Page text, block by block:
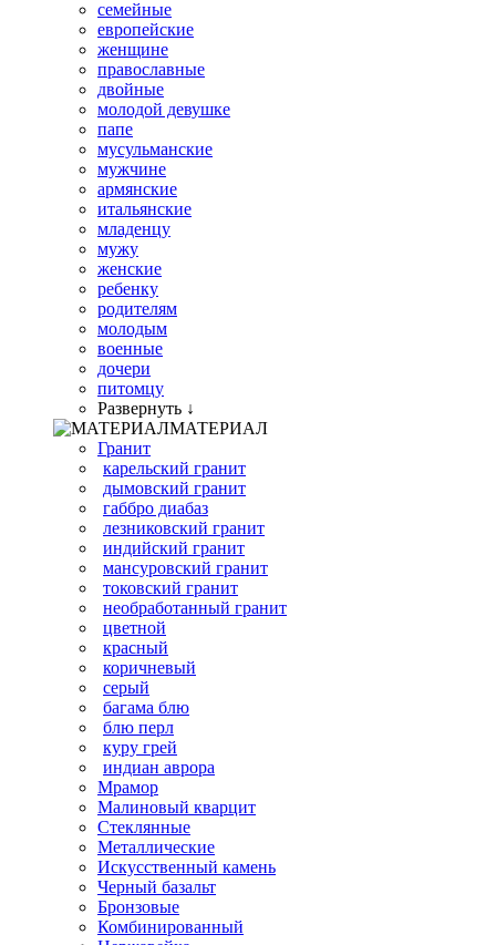
семейные
европейские
женщине
православные
двойные
молодой девушке
папе
мусульманские
мужчине
армянские
итальянские
младенцу
мужу
женские
ребенку
родителям
молодым
военные
дочери
питомцу
Развернуть ↓
МАТЕРИАЛ
Гранит
карельский гранит
дымовский гранит
габбро диабаз
лезниковский гранит
индийский гранит
мансуровский гранит
токовский гранит
необработанный гранит
цветной
красный
коричневый
серый
багама блю
блю перл
куру грей
индиан аврора
Мрамор
Малиновый кварцит
Стеклянные
Металлические
Искусственный камень
Черный базальт
Бронзовые
Комбинированный